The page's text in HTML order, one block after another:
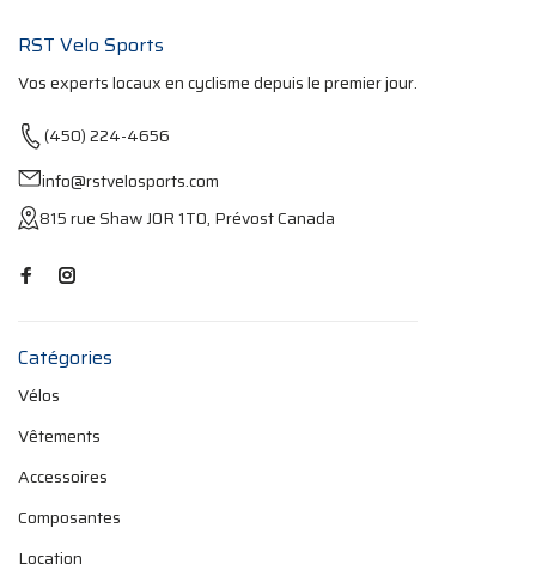
RST Velo Sports
Vos experts locaux en cyclisme depuis le premier jour.
(450) 224-4656
info@rstvelosports.com
815 rue Shaw J0R 1T0, Prévost Canada
Catégories
Vélos
Vêtements
Accessoires
Composantes
Location